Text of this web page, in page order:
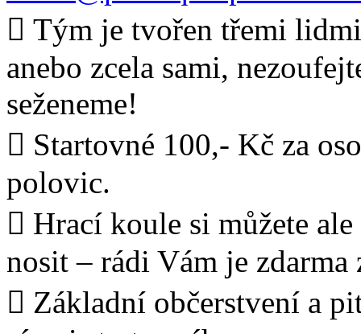
 Tým je tvořen třemi
anebo zcela sami,
seženeme!
 Startovné 100,- Kč za
polovic.
 Hrací koule si můžete ale
nosit – rádi Vám je
 Základní občerstvení a